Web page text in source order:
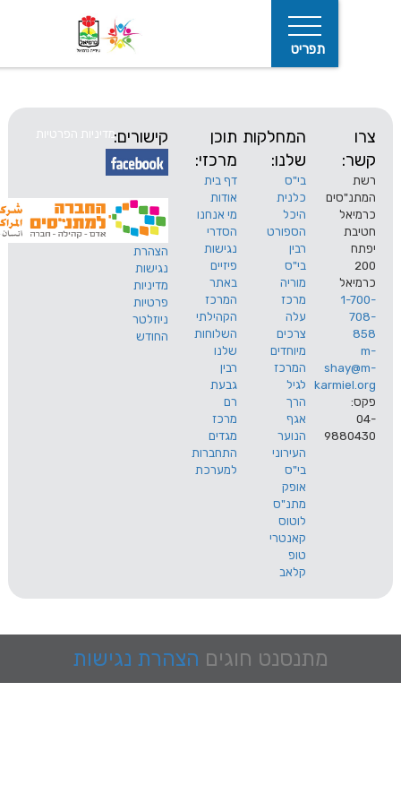
המחלקות
שלנו:
בי"ס
כלנית
היכל
הספורט
רבין
בי"ס
מוריה
מרכז
עלה
צרכים
מיוחדים
המרכז
לגיל
הרך
אגף
הנוער
תוכן
מרכזי:
דף בית
אודות
מי אנחנו
הסדרי
נגישות
פיזיים
באתר
המרכז
הקהילתי
השלוחות
שלנו
רבין
גבעת
רם
מרכז
מגדים
התחברות
למערכת
קישורים:
הצהרת
נגישות
מדיניות
פרטיות
ניוזלטר
החודש
מדיניות הפרטיות
מתנסנט חוגים הצהרת נגישות